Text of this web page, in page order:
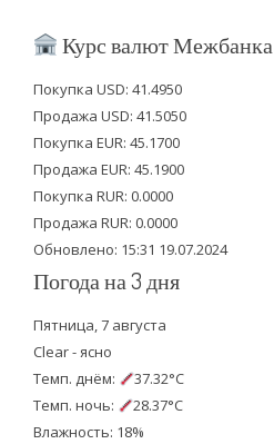
i
t
e
r
c
b
o
o
k
u
u
b
e
Курс валют Межбанка
Покупка USD: 41.4950
Продажа USD: 41.5050
Покупка EUR: 45.1700
Продажа EUR: 45.1900
Покупка RUR: 0.0000
Продажа RUR: 0.0000
Обновлено: 15:31 19.07.2024
Погода на 3 дня
Пятница, 7 августа
Clear - ясно
Темп. днём:
37.32°C
Темп. ночь:
28.37°C
Влажность: 18%